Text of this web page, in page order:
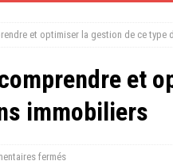
et optimiser la gestion de ce type
et
immobiliers
fermés